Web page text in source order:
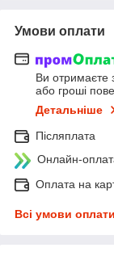
Умови оплати
Ви отримаєте
або гроші
Детальніше
Післяплата
Онлайн-
Оплата на
Всі умови оплати